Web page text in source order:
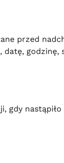
przed
godzinę,
gdy